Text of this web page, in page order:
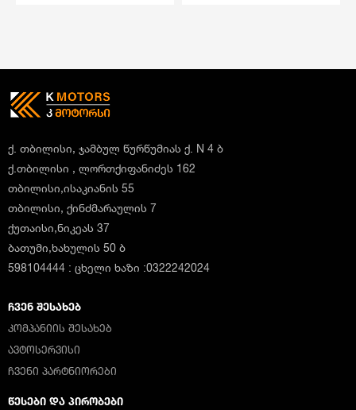
ქ. თბილისი, ჯამბულ წურწუმიას ქ. N 4 ბ
ქ.თბილისი , ლორთქიფანიძეს 162
თბილისი,ისაკიანის 55
თბილისი, ქინძმარაულის 7
ქუთაისი,ნიკეას 37
ბათუმი,ხახულის 50 ბ
598104444 : ცხელი ხაზი :0322242024
ᲩᲕᲔᲜ ᲨᲔᲡᲐᲮᲔᲑ
ᲙᲝᲛᲞᲐᲜᲘᲘᲡ ᲨᲔᲡᲐᲮᲔᲑ
ᲐᲕᲢᲝᲡᲔᲠᲕᲘᲡᲘ
ᲩᲕᲔᲜᲘ ᲞᲐᲠᲢᲜᲘᲝᲠᲔᲑᲘ
ᲬᲔᲡᲔᲑᲘ ᲓᲐ ᲞᲘᲠᲝᲑᲔᲑᲘ